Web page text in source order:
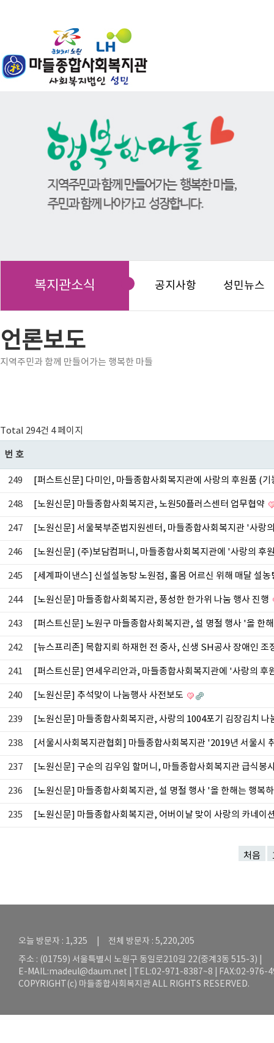
복지관소식 공지사항 성민뉴스
언론보도
지역주민과 함께 만들어가는 행복한 마들
Total 294건 4 페이지
번호
249 [퍼스트신문] 다미인, 마들종합사회복지관에 사랑의 후원품 (
248 [노원신문] 마들종합사회복지관, 노원50플러스센터 업무협약
247 [노원신문] 서울북부준법지원센터, 마들종합사회복지관 '사랑
246 [노원신문] (주)보담컴퍼니, 마들종합사회복지관에 '사랑의 후
245 [세계파이낸스] 신설설농탕 노원점, 홀몸 어르신 위해 매달 설
244 [노원신문] 마들종합사회복지관, 풍성한 한가위 나눔 행사 진행
243 [퍼스트신문] 노원구 마들종합사회복지관, 설 명절 행사 '올 한
242 [뉴스프리존] 목합지뢰 하재헌 전 중사, 신생 SH공사 장애인 조
241 [퍼스트신문] 연세우리안과, 마들종합사회복지관에 '사랑의 후
240 [노원신문] 추석맞이 나눔행사 사전보도
239 [노원신문] 마들종합사회복지관, 사랑의 1004포기 김장김치 나
238 [서울시사회복지관협회] 마들종합사회복지관 '2019년 서울시
237 [노원신문] 구순의 김우임 할머니, 마들종합사회복지관 급식봉
236 [노원신문] 마들종합사회복지관, 설 명절 행사 '올 한해는 행복
235 [노원신문] 마들종합사회복지관, 어버이날 맞이 사랑의 카네이
처음
오늘 방문자 : 1,325 | 전체 방문자 : 5,220,205
주소 : (01759) 서울특별시 노원구 동일로210길 22(중계3동 515-3) |
E-MAIL:madeul@daum.net | TEL:02-971-8387~8 | FAX:02-976-
COPYRIGHT(c) 마들종합사회복지관 ALL RIGHTS RESERVED.